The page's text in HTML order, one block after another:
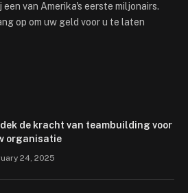
van Amerika's eerste miljonairs.
op om uw geld voor u te laten
de kracht van teambuilding voor
organisatie
24, 2025